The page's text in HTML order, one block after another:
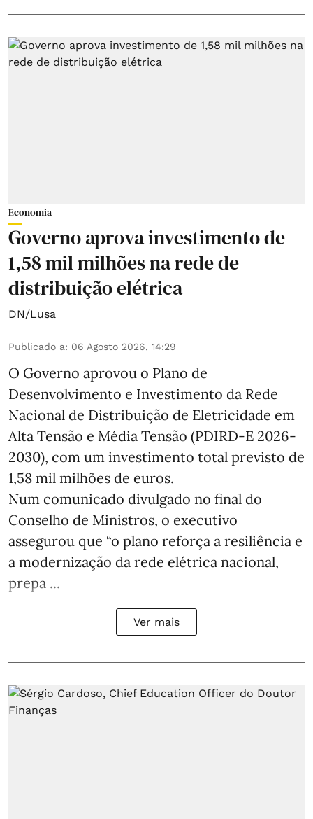
Economia
Governo aprova investimento de
1,58 mil milhões na rede de
distribuição elétrica
DN/Lusa
Publicado a: 06 Agosto 2026, 14:29
O Governo aprovou o Plano de
Desenvolvimento e Investimento da Rede
Nacional de Distribuição de Eletricidade em
Alta Tensão e Média Tensão (PDIRD-E 2026-
2030), com um investimento total previsto de
1,58 mil milhões de euros.
Num comunicado divulgado no final do
Conselho de Ministros, o executivo
assegurou que “o plano reforça a resiliência e
a modernização da rede elétrica nacional,
prepa ...
Ver mais